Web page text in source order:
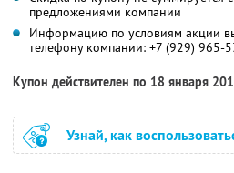
предложениями компании
Информацию по условиям акции
телефону компании: +7 (929) 965-
Купон действителен по 18 января
Узнай, как